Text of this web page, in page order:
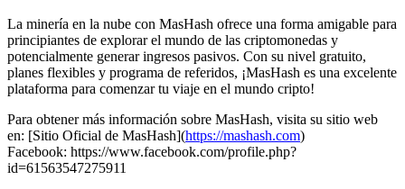
La minería en la nube con MasHash ofrece una forma amigable para
principiantes de explorar el mundo de las criptomonedas y
potencialmente generar ingresos pasivos. Con su nivel gratuito,
planes flexibles y programa de referidos, ¡MasHash es una excelente
plataforma para comenzar tu viaje en el mundo cripto!
Para obtener más información sobre MasHash, visita su sitio web
en: [Sitio Oficial de MasHash](https://mashash.com)
Facebook: https://www.facebook.com/profile.php?
id=61563547275911